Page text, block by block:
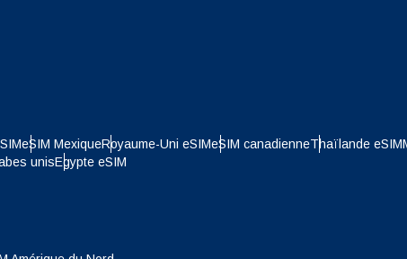
eSIM MexiqueRoyaume-Uni eSIMeSIM canadienneThaïlande eSIM
unisEgypte eSIM
語